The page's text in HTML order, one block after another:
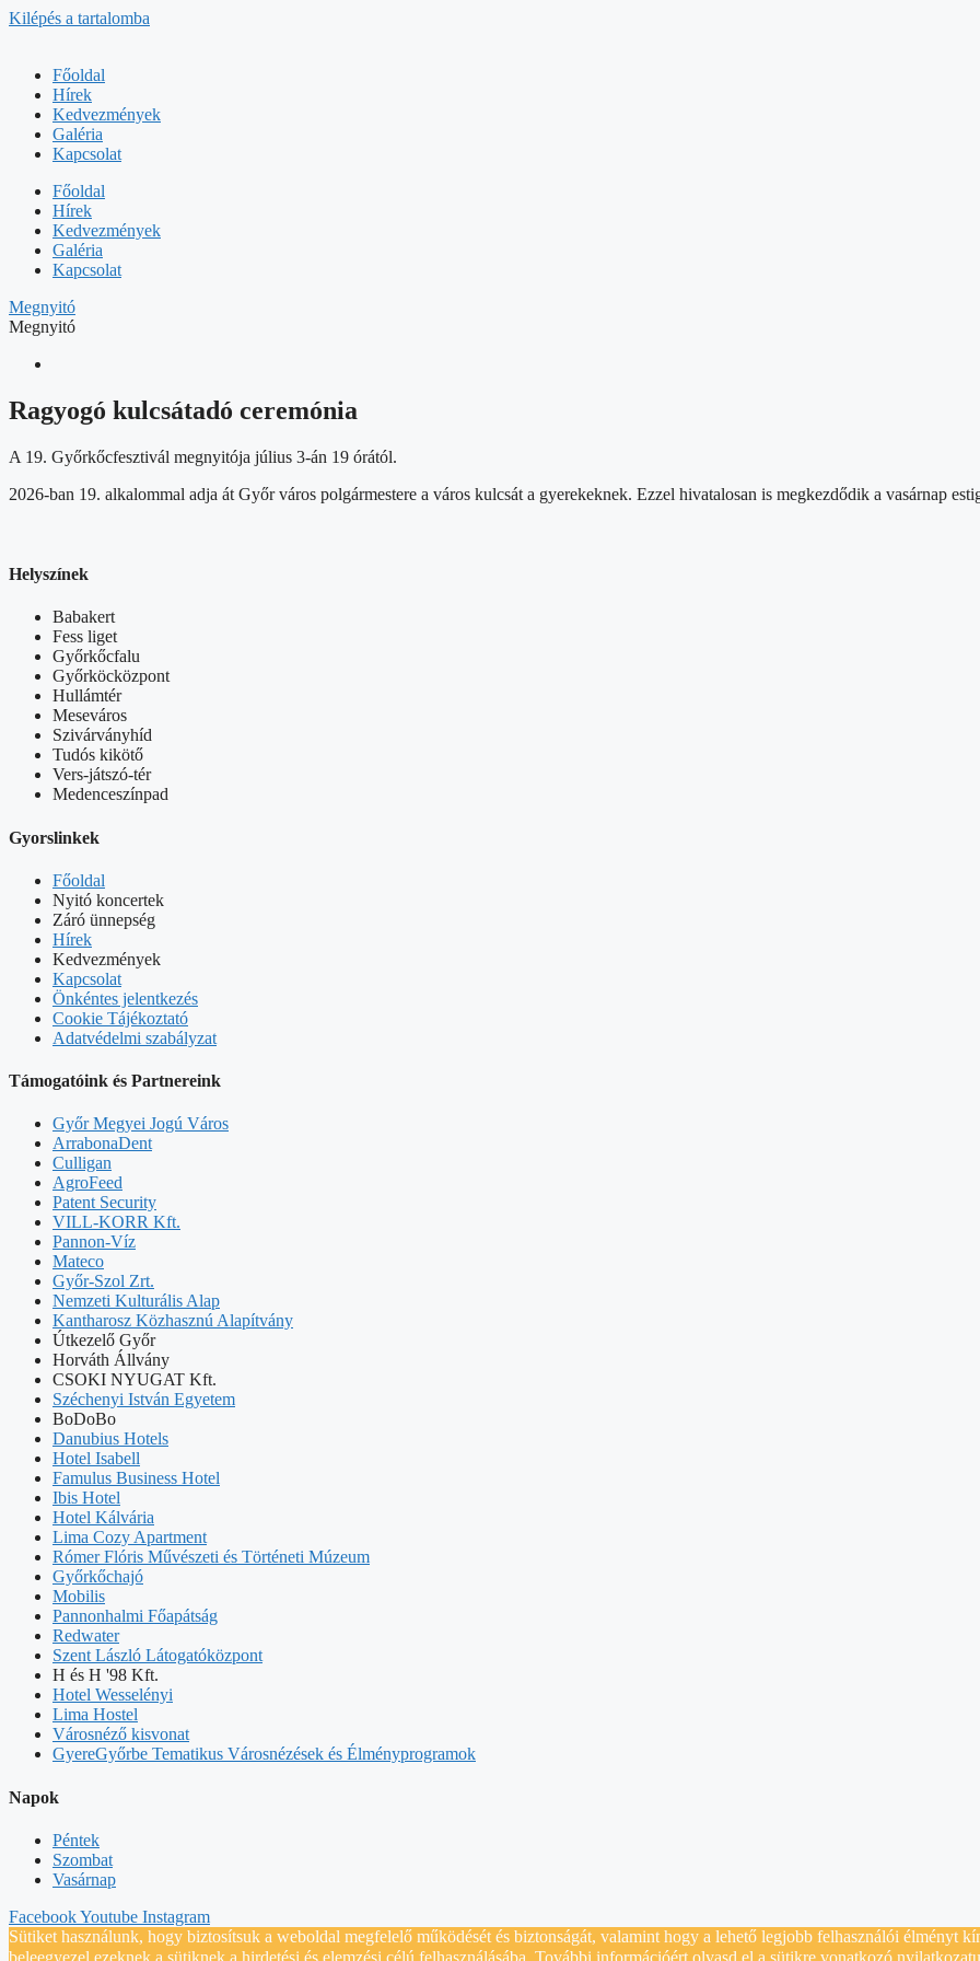
Kilépés a tartalomba
Főoldal
Hírek
Kedvezmények
Galéria
Kapcsolat
Főoldal
Hírek
Kedvezmények
Galéria
Kapcsolat
Megnyitó
Megnyitó
Ragyogó kulcsátadó ceremónia
A 19. Győrkőcfesztivál megnyitója július 3-án 19 órától.
2026-ban 19. alkalommal adja át Győr város polgármestere a város kulcsát a gyerekeknek. Ezzel hivatalosan is megkezdődik a vasárnap
Helyszínek
Babakert
Fess liget
Győrkőcfalu
Győrköcközpont
Hullámtér
Meseváros
Szivárványhíd
Tudós kikötő
Vers-játszó-tér
Medenceszínpad
Gyorslinkek
Főoldal
Nyitó koncertek
Záró ünnepség
Hírek
Kedvezmények
Kapcsolat
Önkéntes jelentkezés
Cookie Tájékoztató
Adatvédelmi szabályzat
Támogatóink és Partnereink
Győr Megyei Jogú Város
ArrabonaDent
Culligan
AgroFeed
Patent Security
VILL-KORR Kft.
Pannon-Víz
Mateco
Győr-Szol Zrt.
Nemzeti Kulturális Alap
Kantharosz Közhasznú Alapítvány
Útkezelő Győr
Horváth Állvány
CSOKI NYUGAT Kft.
Széchenyi István Egyetem
BoDoBo
Danubius Hotels
Hotel Isabell
Famulus Business Hotel
Ibis Hotel
Hotel Kálvária
Lima Cozy Apartment
Rómer Flóris Művészeti és Történeti Múzeum
Győrkőchajó
Mobilis
Pannonhalmi Főapátság
Redwater
Szent László Látogatóközpont
H és H '98 Kft.
Hotel Wesselényi
Lima Hostel
Városnéző kisvonat
GyereGyőrbe Tematikus Városnézések és Élményprogramok
Napok
Péntek
Szombat
Vasárnap
FacebookYoutube Instagram
Sütiket használunk, hogy biztosítsuk a weboldal megfelelő működését és biztonságát, valamint hogy a lehető legjobb felhasználói élményt
beleegyezel ezeknek a sütiknek a hirdetési és elemzési célú felhasználásába. További információért olvasd el a sütikre vonatkozó